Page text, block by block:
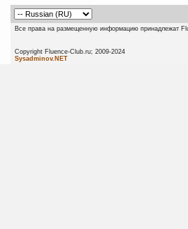
Все права на размещенную информацию принадлежат
Copyright
Sysadminov.NET